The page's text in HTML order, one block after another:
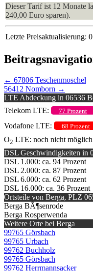
Dieser Tarif ist 12 Monate
240,00 Euro sparen).
Letzte Preisaktualisierung:
← 67806 Teschenmoschel
56412 Nomborn →
LTE Abdeckung in 06536
Telekom LTE:
77 Prozent
Vodafone LTE: 68 Prozent
O2 LTE: noch nicht möglich
DSL Geschwindigkeiten in
DSL 1.000: ca. 94 Prozent
DSL 2.000: ca. 87 Prozent
DSL 6.000: ca. 62 Prozent
DSL 16.000: ca. 36 Prozent
Ortsteile von Berga, PLZ
Berga BÃ¶senrode
Berga Rosperwenda
Weitere Orte bei Berga
99765 Görsbach
99765 Urbach
99762 Buchholz
99765 Görsbach
99762 Herrmannsacker